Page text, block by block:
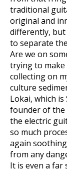
traditional
original and
differently,
to separate
Are we on
trying to make
collecting on
culture
Lokai, which
founder of the
the electric
so much
again
from any
It is even a far